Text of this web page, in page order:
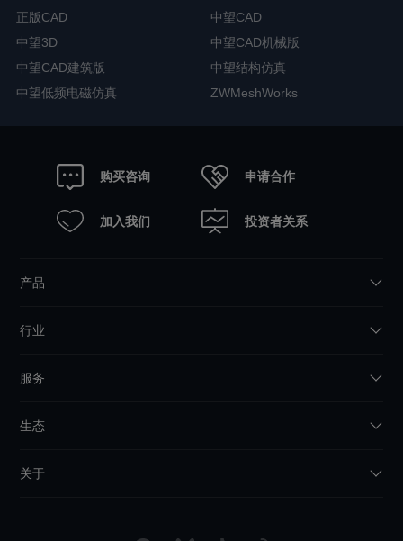
正版CAD
中望CAD
中望3D
中望CAD机械版
中望CAD建筑版
中望结构仿真
中望低频电磁仿真
ZWMeshWorks
购买咨询 申请合作
加入我们 投资者关系
产品
行业
服务
生态
关于